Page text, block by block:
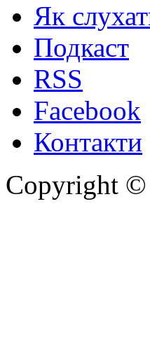
Як
Подкаст
RSS
Facebook
Контакти
Copyright